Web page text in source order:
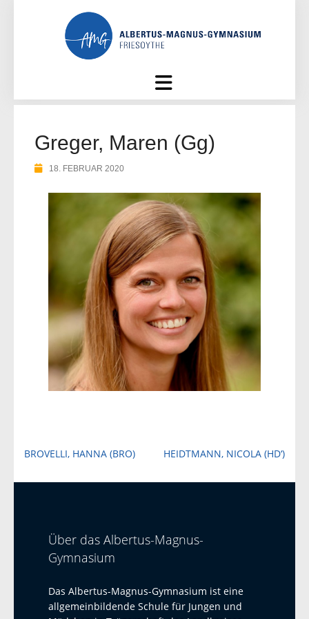
Greger, Maren (Gg)
18. FEBRUAR 2020
Beitragsnavigation
BROVELLI, HANNA (BRO) HEIDTMANN, NICOLA (HD‘)
Über das Albertus-Magnus-
Gymnasium
Das Albertus-Magnus-Gymnasium ist eine
allgemeinbildende Schule für Jungen und